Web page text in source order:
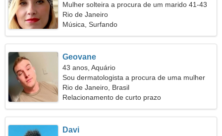
Mulher solteira a procura de um marido 41-43
Rio de Janeiro
Música, Surfando
Geovane
43 anos, Aquário
Sou dermatologista a procura de uma mulher
enérgica
Rio de Janeiro, Brasil
Relacionamento de curto prazo
Davi